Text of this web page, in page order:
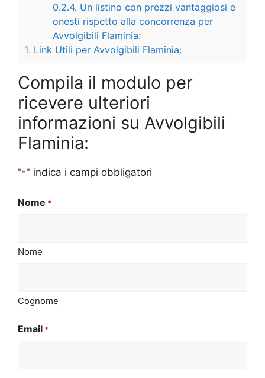
0.2.4. Un listino con prezzi vantaggiosi e
onesti rispetto alla concorrenza per
Avvolgibili Flaminia:
1. Link Utili per Avvolgibili Flaminia:
Compila il modulo per
ricevere ulteriori
informazioni su Avvolgibili
Flaminia:
"*" indica i campi obbligatori
Nome *
Nome
Cognome
Email *